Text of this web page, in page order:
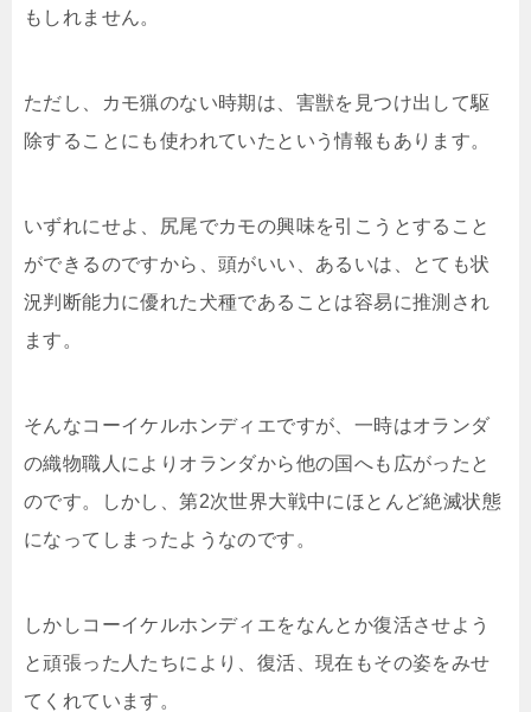
もしれません。
ただし、カモ猟のない時期は、害獣を見つけ出して駆
除することにも使われていたという情報もあります。
いずれにせよ、尻尾でカモの興味を引こうとすること
ができるのですから、頭がいい、あるいは、とても状
況判断能力に優れた犬種であることは容易に推測され
ます。
そんなコーイケルホンディエですが、一時はオランダ
の織物職人によりオランダから他の国へも広がったと
のです。しかし、第2次世界大戦中にほとんど絶滅状態
になってしまったようなのです。
しかしコーイケルホンディエをなんとか復活させよう
と頑張った人たちにより、復活、現在もその姿をみせ
てくれています。